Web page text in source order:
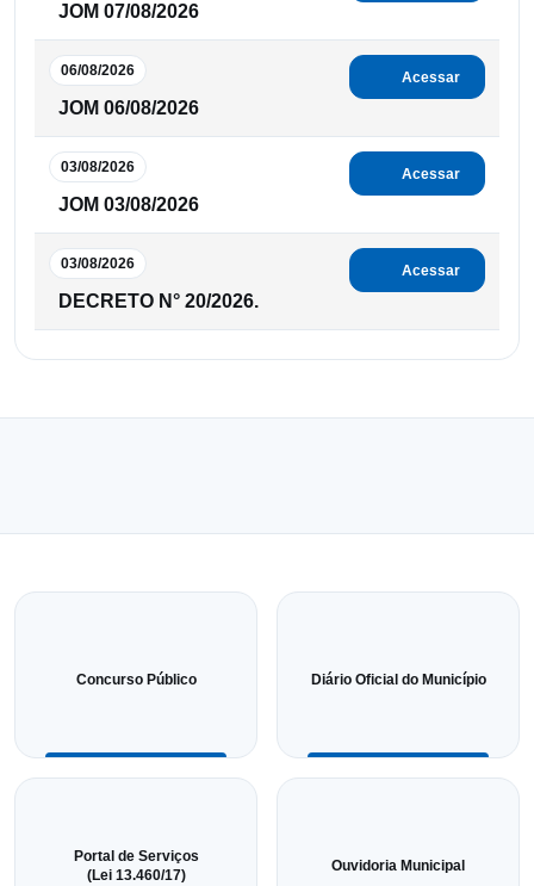
JOM 07/08/2026
06/08/2026
JOM 06/08/2026
Acessar
03/08/2026
JOM 03/08/2026
Acessar
03/08/2026
DECRETO N° 20/2026.
Acessar
Concurso Público Diário Oficial do Município
Portal de Serviços
(Lei 13.460/17)
Ouvidoria Municipal